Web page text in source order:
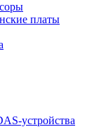
платы
устройства